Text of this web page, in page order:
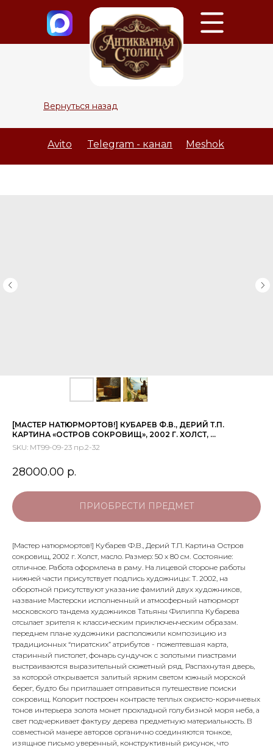
Вернуться назад
Meshok
Avito Telegram - канал
[МАСТЕР НАТЮРМОРТОВ!] КУБАРЕВ Ф.В., ДЕРИЙ Т.П.
КАРТИНА «ОСТРОВ СОКРОВИЩ», 2002 Г. ХОЛСТ, ...
SKU: МТ99-09-23 пр.2-32
28000.00 р.
ПРИОБРЕСТИ ПРЕДМЕТ
[Мастер натюрмортов!] Кубарев Ф.В., Дерий Т.П. Картина Остров
сокровищ, 2002 г. Холст, масло. Размер: 50 х 80 см. Состояние:
отличное. Работа оформлена в раму. На лицевой стороне работы
нижней части присутствует подпись художницы: Т. 2002, на
оборотной присутствуют указание фамилий двух художников,
название Мастерски исполненный и атмосферный натюрморт
московского тандема художников Татьяны Филиппа Кубарева
отсылает зрителя к классическим приключенческим образам.
переднем плане художники расположили композицию из
традиционных “пиратских” атрибутов - пожелтевшая карта,
старинный пистолет, фонарь сундучок с золотыми пиастрами
выстраиваются выразительный сюжетный ряд. Распахнутая дверь,
за которой открывается залитый ярким светом южный морской
берег, будто бы приглашает отправиться путешествие поиски
сокровищ. Колорит построен контрасте теплых охристо-коричневых
тонов интерьера золота монет прохладной голубизной моря неба, а
свет подчеркивает фактуру дерева предметную материальность. В
совместной манере авторов органично соединяются тонкое,
изящное письмо уверенный, конструктивный рисунок, что